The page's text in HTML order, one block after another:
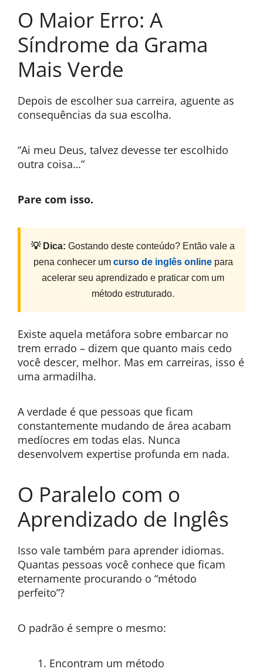
O Maior Erro: A
Síndrome da Grama
Mais Verde
Depois de escolher sua carreira, aguente as
consequências da sua escolha.
“Ai meu Deus, talvez devesse ter escolhido
outra coisa…”
Pare com isso.
💡 Dica: Gostando deste conteúdo? Então vale a
pena conhecer um curso de inglês onlinepara
acelerar seu aprendizado e praticar com um
método estruturado.
Existe aquela metáfora sobre embarcar no
trem errado – dizem que quanto mais cedo
você descer, melhor. Mas em carreiras, isso é
uma armadilha.
A verdade é que pessoas que ficam
constantemente mudando de área acabam
medíocres em todas elas. Nunca
desenvolvem expertise profunda em nada.
O Paralelo com o
Aprendizado de Inglês
Isso vale também para aprender idiomas.
Quantas pessoas você conhece que ficam
eternamente procurando o “método
perfeito”?
O padrão é sempre o mesmo:
Encontram um método